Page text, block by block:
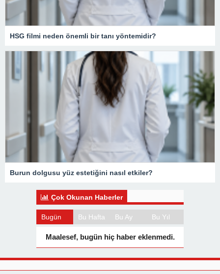
HSG filmi neden önemli bir tanı yöntemidir?
Burun dolgusu yüz estetiğini nasıl etkiler?
Çok Okunan Haberler
Bugün Bu Hafta Bu Ay Bu Yıl
Maalesef, bugün hiç haber eklenmedi.